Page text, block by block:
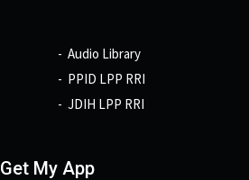
Audio Library
PPID LPP RRI
JDIH LPP RRI
Get My App